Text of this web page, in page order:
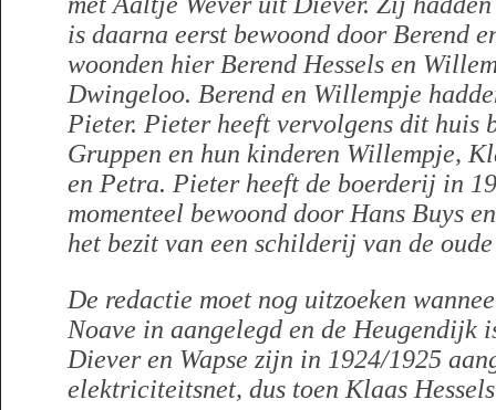
is daarna eerst bewoond door Berend
woonden hier Berend Hessels en
Dwingeloo. Berend en Willempje
Pieter. Pieter heeft vervolgens dit huis
Gruppen en hun kinderen Willempje,
en Petra. Pieter heeft de boerderij in
momenteel bewoond door Hans Buys
het bezit van een schilderij van de
De redactie moet nog uitzoeken
Noave in aangelegd en de Heugendijk
Diever en Wapse zijn in 1924/1925
elektriciteitsnet, dus toen Klaas